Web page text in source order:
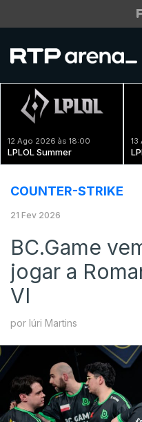
12 Ago 2026 às 18:00
LPLOL Summer
13
COUNTER-STRIKE
21 Fev 2026
BC.Game
jogar a
VI
por Iúri Martins